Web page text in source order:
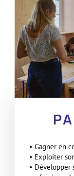
• Gagner en
• Exploiter
• Développer